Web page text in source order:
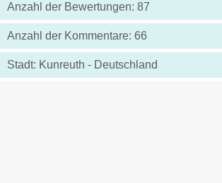
Anzahl der Bewertungen: 87
Anzahl der Kommentare: 66
Stadt: Kunreuth - Deutschland